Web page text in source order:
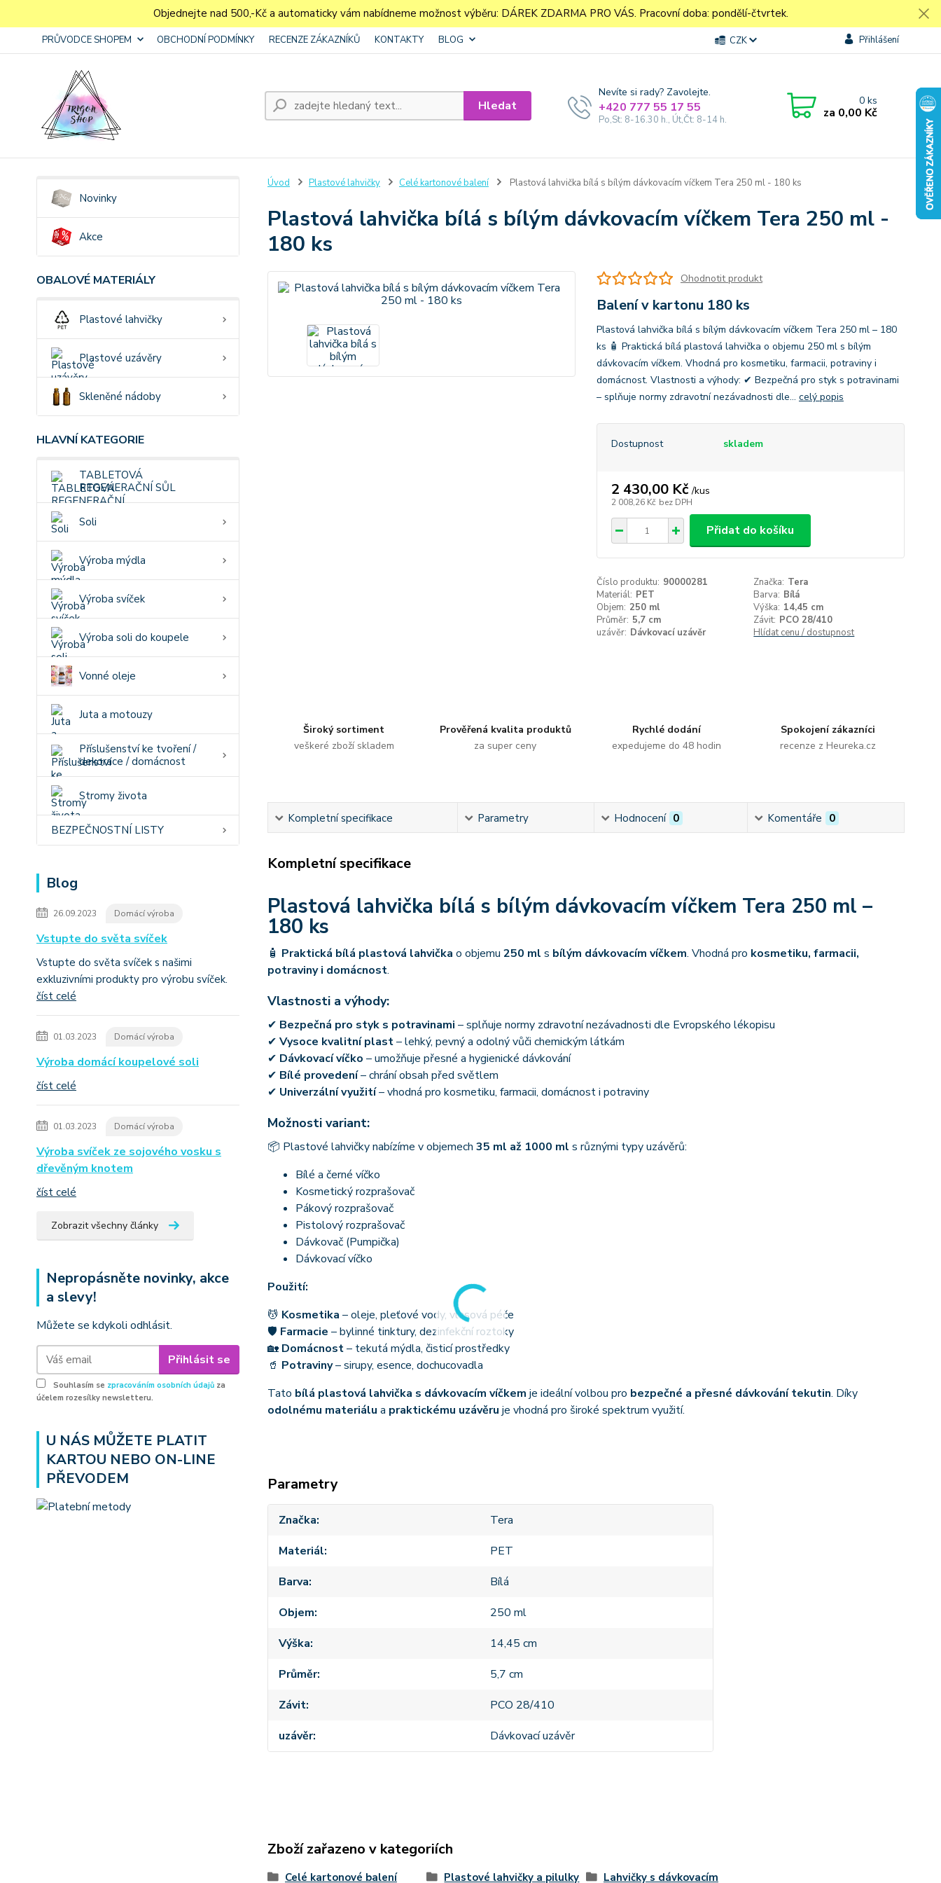
Objednejte nad 500,-Kč a automaticky vám nabídneme možnost výběru: DÁREK ZDARMA PRO VÁS. Pracovní doba: pondělí-čtvrtek.
PRŮVODCE SHOPEM OBCHODNÍ PODMÍNKY RECENZE ZÁKAZNÍKŮ KONTAKTY BLOG CZK Přihlášení
Hledat
Nevíte si rady? Zavolejte.
+420 777 55 17 55
Po,St: 8-16.30 h., Út,Čt: 8-14 h.
0ks
za 0,00 Kč
Novinky
Akce
OBALOVÉ MATERIÁLY
Plastové lahvičky
Plastové uzávěry
Skleněné nádoby
HLAVNÍ KATEGORIE
TABLETOVÁ
REGENERAČNÍ SŮL
Soli
Výroba mýdla
Výroba svíček
Výroba soli do koupele
Vonné oleje
Juta a motouzy
Příslušenství ke tvoření /
dekorace / domácnost
Stromy života
BEZPEČNOSTNÍ LISTY
Blog
26.09.2023 Domácí výroba
Vstupte do světa svíček
Vstupte do světa svíček s našimi
exkluzivními produkty pro výrobu svíček.
číst celé
01.03.2023 Domácí výroba
Výroba domácí koupelové soli
číst celé
01.03.2023 Domácí výroba
Výroba svíček ze sojového vosku s
dřevěným knotem
číst celé
Zobrazit všechny články
Nepropásněte novinky, akce
a slevy!
Můžete se kdykoli odhlásit.
Přihlásit se
Souhlasím se zpracováním osobních údajů za
účelem rozesílky newsletteru.
U NÁS MŮŽETE PLATIT
KARTOU NEBO ON-LINE
PŘEVODEM
Úvod Plastové lahvičky Celé kartonové balení Plastová lahvička bílá s bílým dávkovacím víčkem Tera 250 ml - 180 ks
Plastová lahvička bílá s bílým dávkovacím víčkem Tera 250 ml -
180 ks
Ohodnotit produkt
Balení v kartonu 180 ks
Plastová lahvička bílá s bílým dávkovacím víčkem Tera 250 ml – 180
ks 🧴 Praktická bílá plastová lahvička o objemu 250 ml s bílým
dávkovacím víčkem. Vhodná pro kosmetiku, farmacii, potraviny i
domácnost. Vlastnosti a výhody: ✔ Bezpečná pro styk s potravinami
– splňuje normy zdravotní nezávadnosti dle... celý popis
Dostupnost skladem
2 430,00 Kč /kus
2 008,26 Kč bez DPH
Přidat do košíku
Číslo produktu: 90000281 Značka: Tera
Materiál: PET Barva: Bílá
Objem: 250 ml Výška: 14,45 cm
Průměr: 5,7 cm Závit: PCO 28/410
uzávěr: Dávkovací uzávěr Hlídat cenu / dostupnost
Široký sortiment
veškeré zboží skladem
Prověřená kvalita produktů
za super ceny
Rychlé dodání
expedujeme do 48 hodin
Spokojení zákazníci
recenze z Heureka.cz
Kompletní specifikace Parametry Hodnocení 0 Komentáře 0
Kompletní specifikace
Plastová lahvička bílá s bílým dávkovacím víčkem Tera 250 ml –
180 ks
🧴 Praktická bílá plastová lahvička o objemu 250 ml s bílým dávkovacím víčkem. Vhodná pro kosmetiku, farmacii,
potraviny i domácnost.
Vlastnosti a výhody:
✔ Bezpečná pro styk s potravinami – splňuje normy zdravotní nezávadnosti dle Evropského lékopisu
✔ Vysoce kvalitní plast– lehký, pevný a odolný vůči chemickým látkám
✔ Dávkovací víčko – umožňuje přesné a hygienické dávkování
✔ Bílé provedení– chrání obsah před světlem
✔ Univerzální využití– vhodná pro kosmetiku, farmacii, domácnost i potraviny
Možnosti variant:
📦 Plastové lahvičky nabízíme v objemech 35 ml až 1000 ml s různými typy uzávěrů:
Bílé a černé víčko
Kosmetický rozprašovač
Pákový rozprašovač
Pistolový rozprašovač
Dávkovač (Pumpička)
Dávkovací víčko
Použití:
💆 Kosmetika – oleje, pleťové vody, vlasová péče
🛡 Farmacie – bylinné tinktury, dezinfekční roztoky
🏡 Domácnost– tekutá mýdla, čisticí prostředky
🥤 Potraviny– sirupy, esence, dochucovadla
Tato bílá plastová lahvička s dávkovacím víčkem je ideální volbou pro bezpečné a přesné dávkování tekutin. Díky
odolnému materiálu a praktickému uzávěru je vhodná pro široké spektrum využití.
Parametry
Značka
Tera
Materiál
PET
Barva
Bílá
Objem
250 ml
Výška
14,45 cm
Průměr
5,7 cm
Závit
PCO 28/410
uzávěr
Dávkovací uzávěr
Zboží zařazeno v kategoriích
Celé kartonové balení Plastové lahvičky a pilulky Lahvičky s dávkovacím